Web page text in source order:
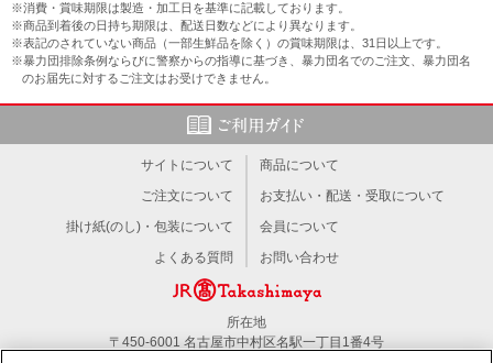
※消費・賞味期限は製造・加工日を基準に記載しております。
※商品到着後の日持ち期限は、配送日数などにより異なります。
※表記のされていない商品（一部生鮮品を除く）の賞味期限は、31日以上です。
※暴力団排除条例ならびに警察からの指導に基づき、暴力団名でのご注文、暴力団名
のお届先に対するご注文はお受けできません。
サイトについて
商品について
ご注文について
お支払い・配送・受取について
掛け紙(のし)・包装について
会員について
よくある質問
お問い合わせ
所在地
〒450-6001 名古屋市中村区名駅一丁目1番4号